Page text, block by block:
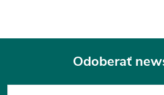
Odoberať